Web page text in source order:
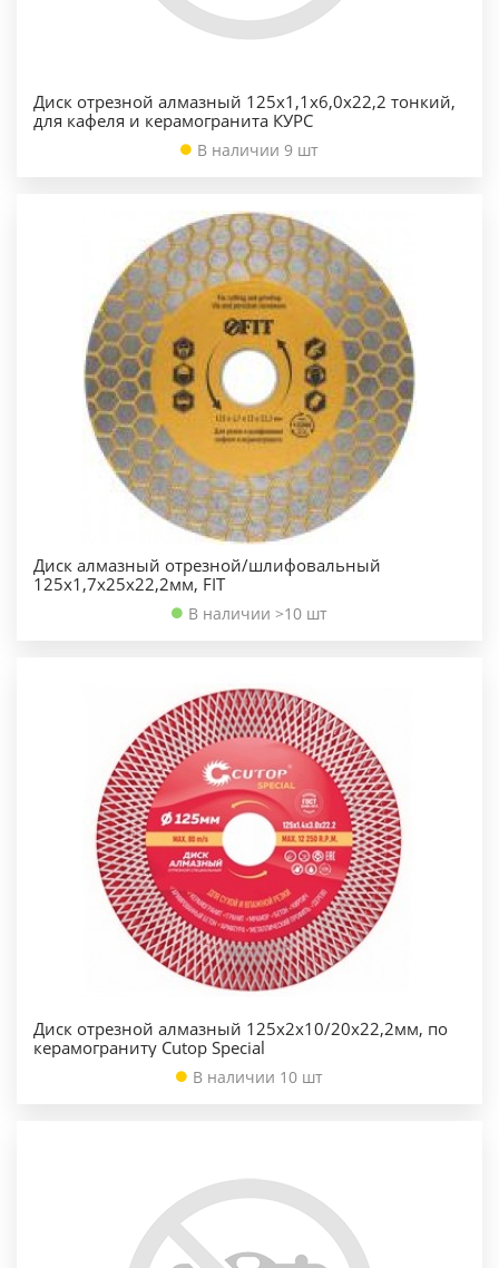
Диск отрезной алмазный 125х1,1х6,0х22,2 тонкий,
для кафеля и керамогранита КУРС
В наличии 9 шт
Диск алмазный отрезной/шлифовальный
125x1,7х25х22,2мм, FIT
В наличии >10 шт
Диск отрезной алмазный 125х2х10/20х22,2мм, по
керамограниту Cutop Special
В наличии 10 шт